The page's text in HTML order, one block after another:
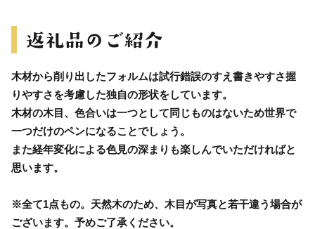
木材から削り出したフォルムは試行錯誤のすえ書きやすさ握
りやすさを考慮した独自の形状をしています。
木材の木目、色合いは一つとして同じものはないため世界で
一つだけのペンになることでしょう。
また経年変化による色見の深まりも楽しんでいただければと
思います。
※全て1点もの。天然木のため、木目が写真と若干違う場合が
ございます。予めご了承ください。